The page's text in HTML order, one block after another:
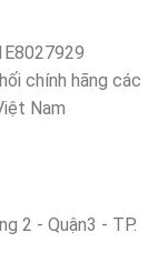
chính hãng các
Nam
2 - Quận3 - TP.